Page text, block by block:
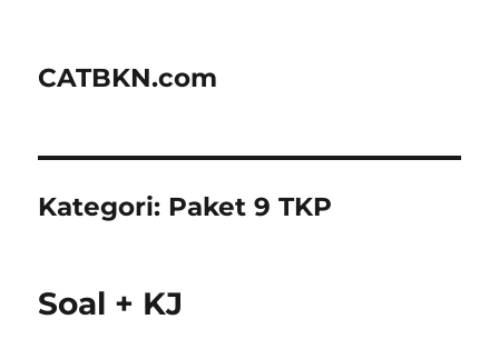
CATBKN.com
Kategori: Paket 9 TKP
Soal + KJ